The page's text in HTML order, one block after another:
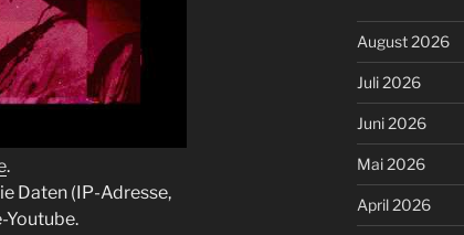
.
Daten (IP-Adresse,
Youtube.
August 2026
Juli 2026
Juni 2026
Mai 2026
April 2026